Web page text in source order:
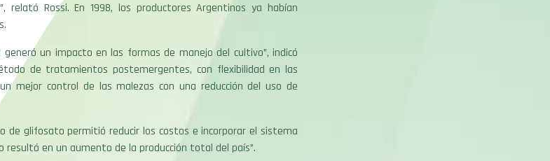
relató Rossi. En 1998, los productores Argentinos ya habían
generó un impacto en las formas de manejo del cultivo”, indicó
de tratamientos postemergentes, con flexibilidad en las
mejor control de las malezas con una reducción del uso de
de glifosato permitió reducir los costos e incorporar el sistema
en un aumento de la producción total del país”.